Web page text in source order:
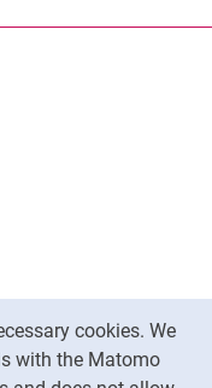
cookies. We
with the Matomo